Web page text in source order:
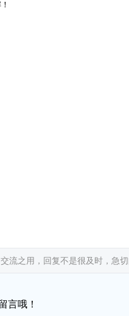
流之用，回复不是很及时，急
言哦！